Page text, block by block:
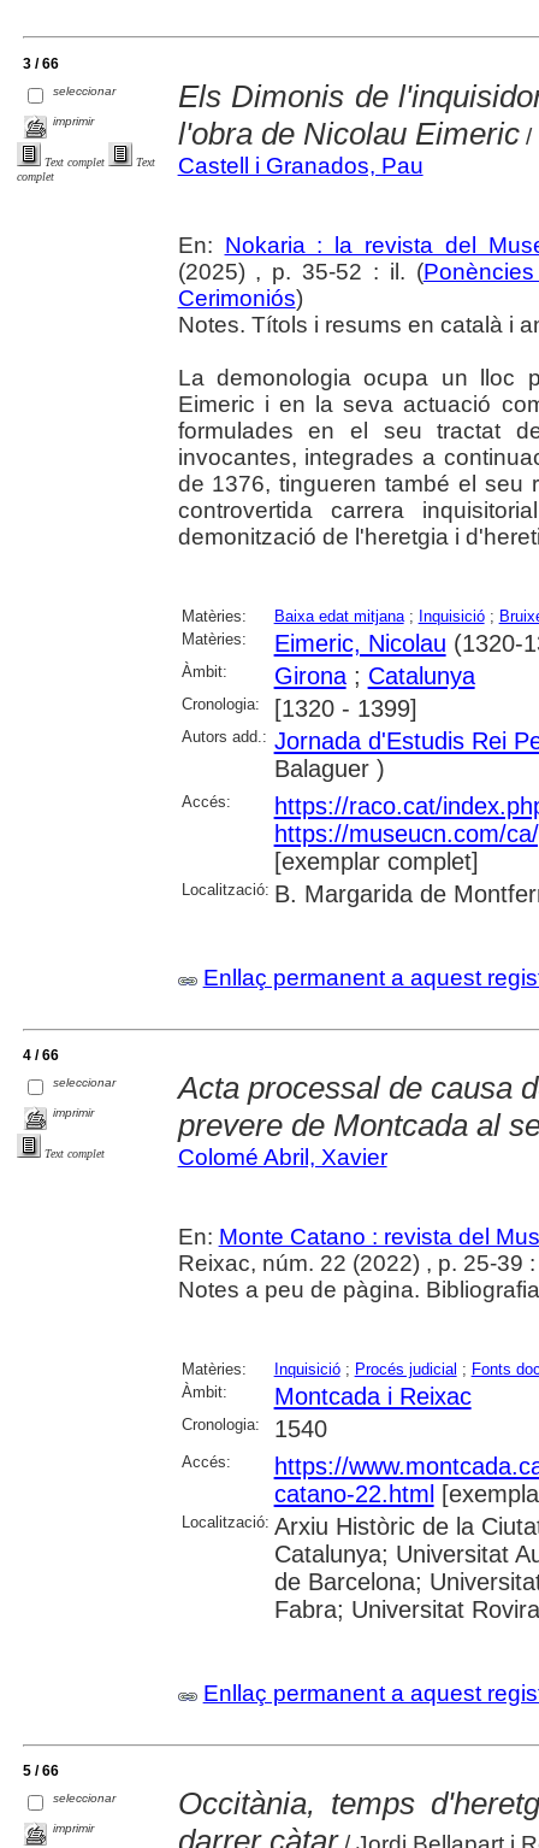
3 / 66
seleccionar
imprimir
Text complet
Text
complet
Els Dimonis de
l'obra de Nicolau Eimeric/
Castell i Granados, Pau
En: Nokaria : la revista del
(2025) , p. 35-52 : il. (
Cerimoniós)
Notes. Títols i resums en català i
La demonologia ocupa un lloc
Eimeric i en la seva actuació
formulades en el seu tractat
invocantes, integrades a
de 1376, tingueren també el seu
controvertida carrera
demonització de l'heretgia i
Matèries: Baixa edat mitjana; Inquisició;
Matèries:
Eimeric, Nicolau (1320-
Àmbit: Girona; Catalunya
Cronologia: [1320 - 1399]
Autors add.: Jornada d'Estudis Rei
Balaguer )
Accés:
https://raco.cat/
https://museucn.com/
[exemplar complet]
Localització: B. Margarida de
Enllaç permanent a aquest
4 / 66
seleccionar
imprimir
Text complet
Acta processal de causa
prevere de Montcada al
Colomé Abril, Xavier
En: Monte Catano : revista del
Reixac, núm. 22 (2022) , p. 25-39 :
Notes a peu de pàgina.
Matèries: Inquisició; Procés judicial ; Fonts
Àmbit:
Montcada i Reixac
Cronologia: 1540
Accés:
https://
catano-22.html
Localització: Arxiu Històric de la
Catalunya; Universitat
de Barcelona;
Fabra; Universitat
Enllaç permanent a aquest
5 / 66
seleccionar
imprimir
Occitània, temps